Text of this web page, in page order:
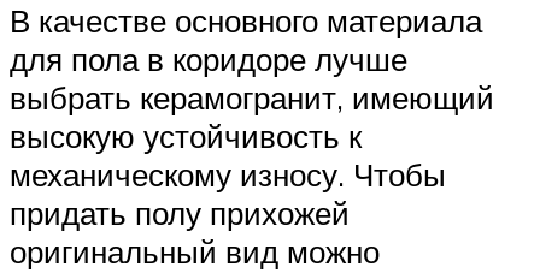
В качестве основного материала
для пола в коридоре лучше
выбрать керамогранит, имеющий
высокую устойчивость к
механическому износу. Чтобы
придать полу прихожей
оригинальный вид можно